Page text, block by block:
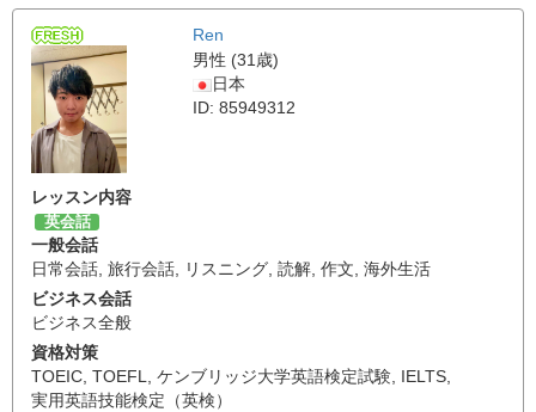
Ren
男性 (31歳)
日本
ID: 85949312
レッスン内容
英会話
一般会話
日常会話 旅行会話 リスニング 読解 作文 海外生活
ビジネス会話
ビジネス全般
資格対策
TOEIC TOEFL ケンブリッジ大学英語検定試験 IELTS
実用英語技能検定（英検）